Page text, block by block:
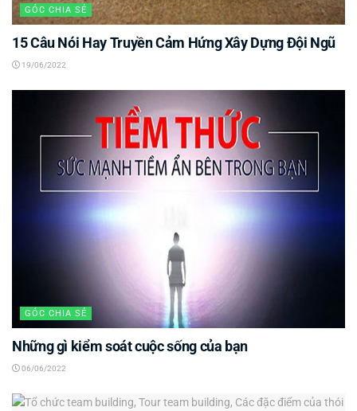
GÓC CHIA SẺ
15 Câu Nói Hay Truyền Cảm Hứng Xây Dựng Đội Ngũ
19/06/2022
GÓC CHIA SẺ
Những gì kiểm soát cuộc sống của bạn
06/06/2022